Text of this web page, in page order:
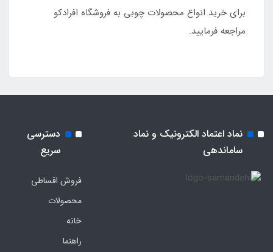
برای خرید انواع محصولات چوبی به فروشگاه افرادکو
مراجعه فرمایید.
نماد اعتماد الکترونیک و نماد
ساماندهی
دسترسی
سریع
فروش اقساطی
محصولات
خانه
راهنما